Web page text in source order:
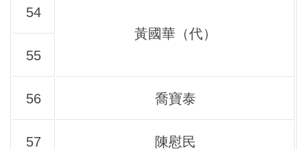
54
黃國華（代）
55
56 喬寶泰
57 陳慰民